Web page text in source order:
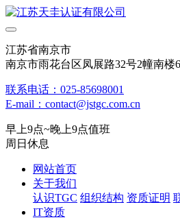
江苏省南京市
南京市雨花台区凤展路32号2幢南楼
联系电话：025-85698001
E-mail：contact@jstgc.com.cn
早上9点~晚上9点值班
周日休息
网站首页
关于我们
认识TGC 组织结构 资质证明
IT资质